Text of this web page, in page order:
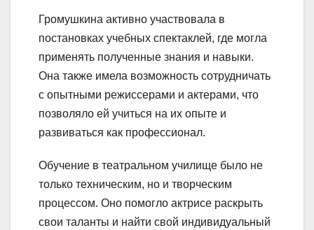
Громушкина активно участвовала в
постановках учебных спектаклей, где могла
применять полученные знания и навыки.
Она также имела возможность сотрудничать
с опытными режиссерами и актерами, что
позволяло ей учиться на их опыте и
развиваться как профессионал.
Обучение в театральном училище было не
только техническим, но и творческим
процессом. Оно помогло актрисе раскрыть
свои таланты и найти свой индивидуальный